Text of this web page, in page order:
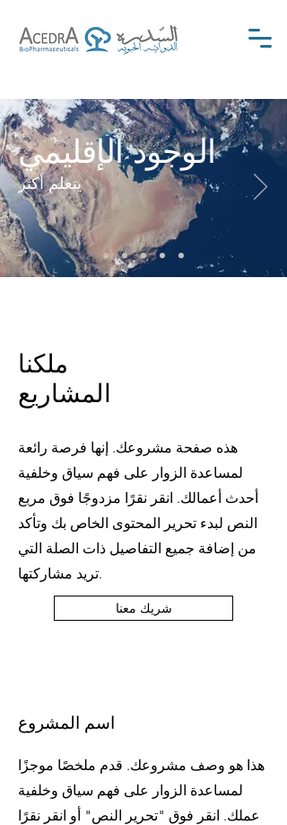
الوجود الإقليمي
يتعلم أكثر
ملكنا
المشاريع
هذه صفحة مشروعك. إنها فرصة رائعة
لمساعدة الزوار على فهم سياق وخلفية
أحدث أعمالك. انقر نقرًا مزدوجًا فوق مربع
النص لبدء تحرير المحتوى الخاص بك وتأكد
من إضافة جميع التفاصيل ذات الصلة التي
تريد مشاركتها.
شريك معنا
اسم المشروع
هذا هو وصف مشروعك. قدم ملخصًا موجزًا
لمساعدة الزوار على فهم سياق وخلفية
عملك. انقر فوق "تحرير النص" أو انقر نقرًا